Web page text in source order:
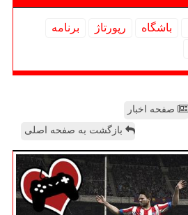
باشگاه رپورتاژ
برنامه
صفحه اخبار
بازگشت به صفحه اصلی